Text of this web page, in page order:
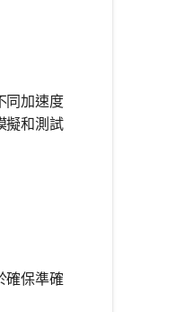
同加速度
擬和測試
確保準確